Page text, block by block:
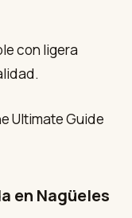
con ligera
en Nagüeles